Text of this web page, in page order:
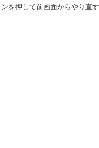
を押して前画面からやり直す